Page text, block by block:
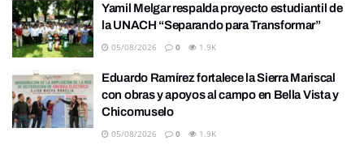
Yamil Melgar respalda proyecto estudiantil de
la UNACH “Separando para Transformar”
05/08/2026 0 1.9K
Eduardo Ramírez fortalece la Sierra Mariscal
con obras y apoyos al campo en Bella Vista y
Chicomuselo
05/08/2026 0 1.9K